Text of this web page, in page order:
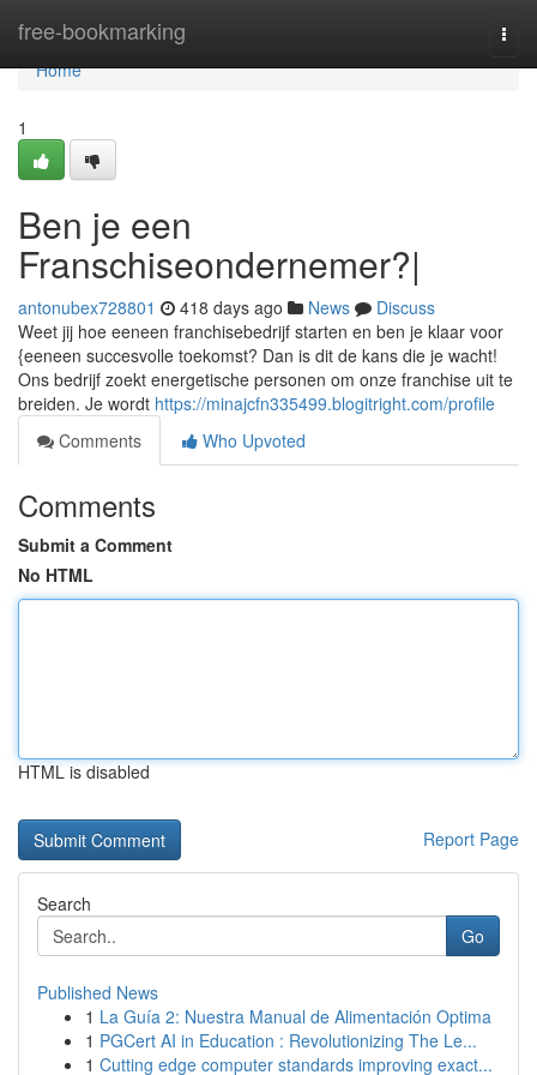
free-bookmarking
Home
Home
1
Ben je een
Franschiseondernemer?|
antonubex728801 418 days ago News
Discuss
Weet jij hoe eeneen franchisebedrijf starten en ben je klaar voor
{eeneen succesvolle toekomst? Dan is dit de kans die je wacht!
Ons bedrijf zoekt energetische personen om onze franchise uit te
breiden. Je wordt https://minajcfn335499.blogitright.com/profile
Comments
Who Upvoted
Comments
Submit a Comment
No HTML
HTML is disabled
Report Page
Search
Go
Published News
1 La Guía 2: Nuestra Manual de Alimentación Optima
1 PGCert AI in Education : Revolutionizing The Le...
1 Cutting edge computer standards improving exact...